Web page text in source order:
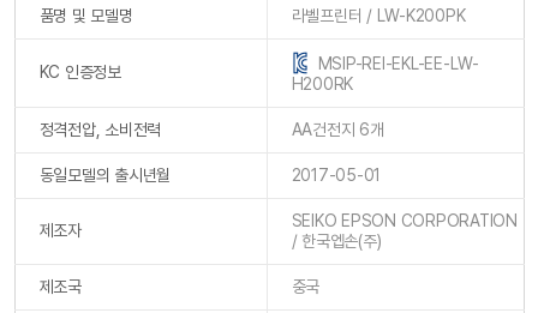
품명 및 모델명 라벨프린터 / LW-K200PK
KC 인증정보
MSIP-REI-EKL-EE-LW-
H200RK
정격전압, 소비전력 AA건전지 6개
동일모델의 출시년월 2017-05-01
제조자
SEIKO EPSON CORPORATION
/ 한국엡손(주)
제조국 중국